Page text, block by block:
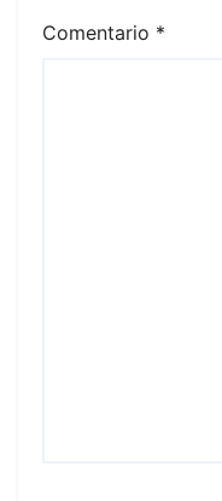
Comentario *